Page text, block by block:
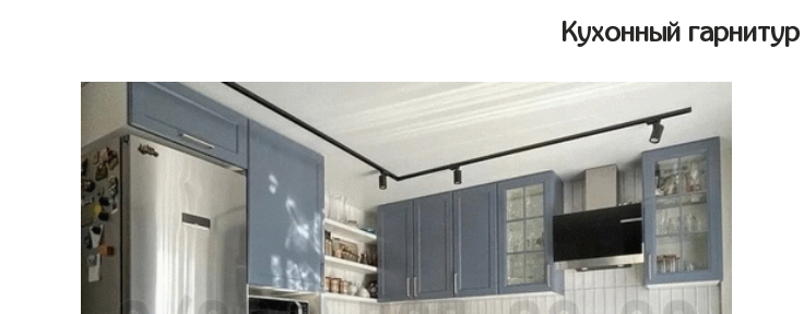
Кухонный гарнитур